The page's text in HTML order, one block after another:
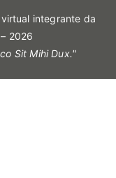
integrante da
2026
Sit Mihi Dux."